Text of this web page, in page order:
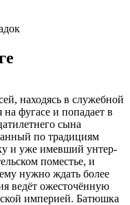
находясь в служебной
фугасе и попадает в
сына
по традициям
и уже имевший унтер-
поместье, и
нужно ждать более
ведёт ожесточённую
империей. Батюшка